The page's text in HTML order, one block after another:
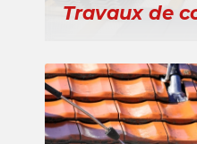
Travaux de